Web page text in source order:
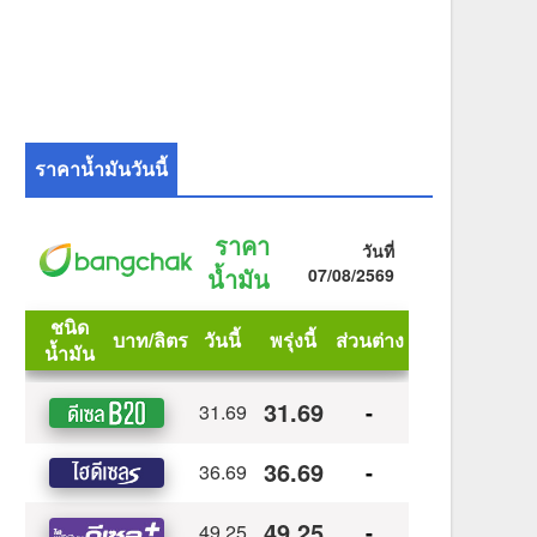
ราคาน้ำมันวันนี้